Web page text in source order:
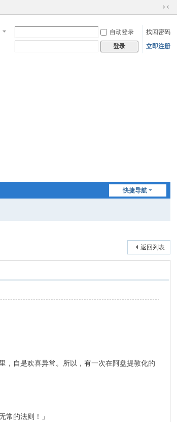
切
到
窄
自动登录
找回密码
登录 立即注册
快捷导航
返回列表
自是欢喜异常。所以，有一次在阿盘提教化的
的法则！」